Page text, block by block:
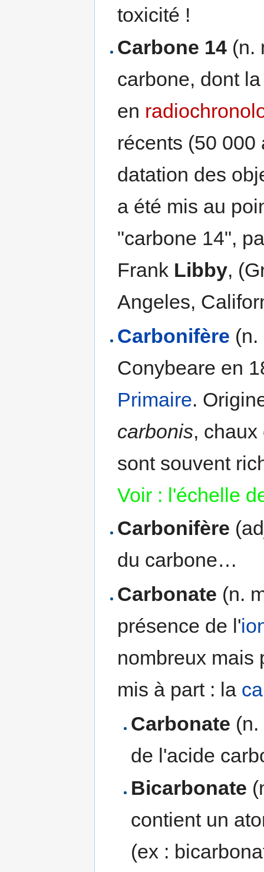
toxicité !
Carbone 14 (n.
carbone, dont
en
récents (50 000
datation des
a été mis au
"carbone 14",
Frank Libby,
Angeles,
Carbonifère (n.
Conybeare en
Primaire.
carbonis,
sont souvent
Voir : l'échelle
Carbonifère
du carbone…
Carbonate (n.
présence de l'
nombreux mais
mis à part : la
Carbonate
de l'acide
Bicarbonate
contient un
(ex :